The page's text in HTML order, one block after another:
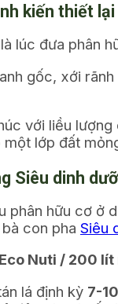
kiến thiết
lúc đưa phân
gốc, xới
với liều lượng
lớp đất
Siêu dinh
phân hữu cơ ở
con pha Siêu
Nuti / 200 lít
lá định kỳ 7-